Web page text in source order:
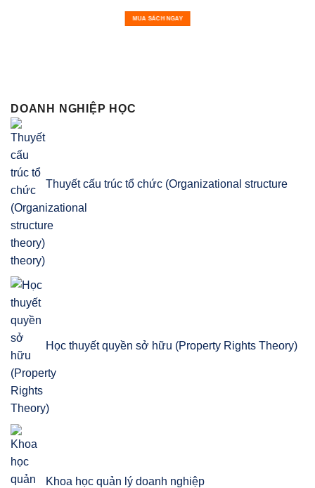
MUA SÁCH NGAY
DOANH NGHIỆP HỌC
Thuyết cấu trúc tổ chức (Organizational structure
theory)
Học thuyết quyền sở hữu (Property Rights Theory)
Khoa học quản lý doanh nghiệp